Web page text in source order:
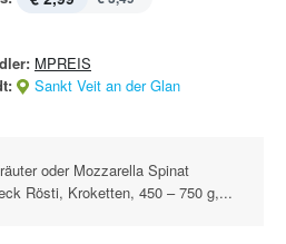
MPREIS
Sankt Veit an der Glan
oder Mozzarella Spinat
Rösti, Kroketten, 450 – 750 g,...